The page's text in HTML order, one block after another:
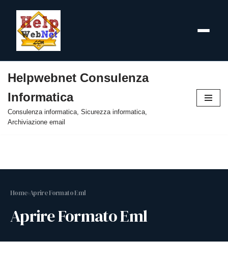
al
contenuto
Helpwebnet Consulenza
Informatica
Consulenza informatica, Sicurezza informatica,
Archiviazione email
Home›Aprire Formato Eml
Aprire Formato Eml